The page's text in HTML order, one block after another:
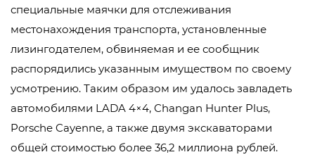
специальные маячки для отслеживания
местонахождения транспорта, установленные
лизингодателем, обвиняемая и ее сообщник
распорядились указанным имуществом по своему
усмотрению. Таким образом им удалось завладеть
автомобилями LADA 4×4, Changan Hunter Plus,
Porsche Cayenne, а также двумя экскаваторами
общей стоимостью более 36,2 миллиона рублей.